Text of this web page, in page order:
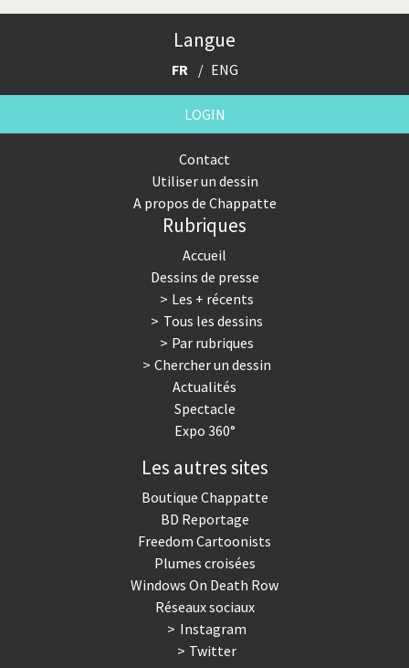
Langue
FR ENG
LOGIN
Contact
Utiliser un dessin
A propos de Chappatte
Rubriques
Accueil
Dessins de presse
Les + récents
Tous les dessins
Par rubriques
Chercher un dessin
Actualités
Spectacle
Expo 360°
Les autres sites
Boutique Chappatte
BD Reportage
Freedom Cartoonists
Plumes croisées
Windows On Death Row
Réseaux sociaux
Instagram
Twitter